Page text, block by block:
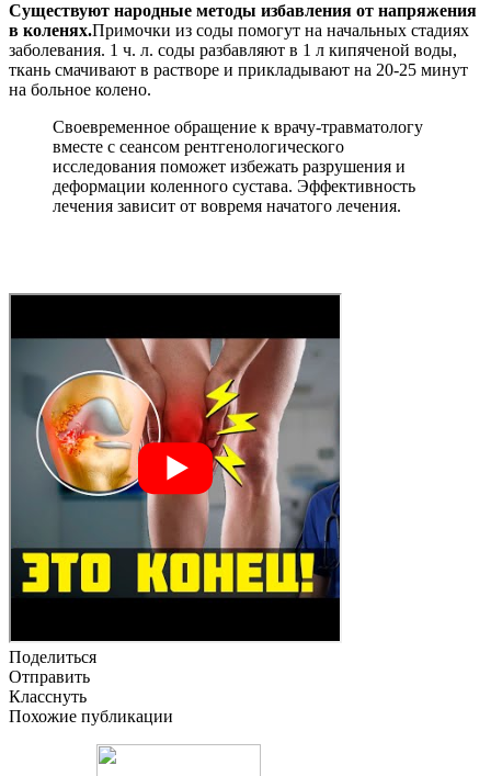
Существуют народные методы избавления от напряжения
в коленях.Примочки из соды помогут на начальных стадиях
заболевания. 1 ч. л. соды разбавляют в 1 л кипяченой воды,
ткань смачивают в растворе и прикладывают на 20-25 минут
на больное колено.
Своевременное обращение к врачу-травматологу
вместе с сеансом рентгенологического
исследования поможет избежать разрушения и
деформации коленного сустава. Эффективность
лечения зависит от вовремя начатого лечения.
Поделиться
Отправить
Класснуть
Похожие публикации